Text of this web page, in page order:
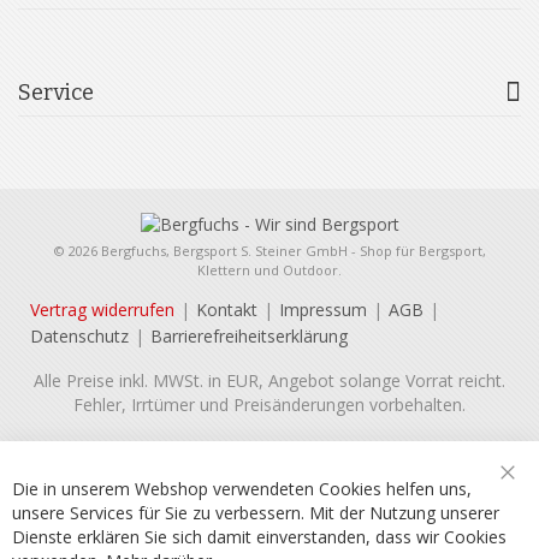
Service
© 2026 Bergfuchs, Bergsport S. Steiner GmbH - Shop für Bergsport,
Klettern und Outdoor.
Vertrag widerrufen Kontakt Impressum
AGB
Datenschutz
Barrierefreiheitserklärung
Alle Preise inkl. MWSt. in EUR, Angebot solange Vorrat reicht.
Fehler, Irrtümer und Preisänderungen vorbehalten.
Die in unserem Webshop verwendeten Cookies helfen uns,
unsere Services für Sie zu verbessern. Mit der Nutzung unserer
Dienste erklären Sie sich damit einverstanden, dass wir Cookies